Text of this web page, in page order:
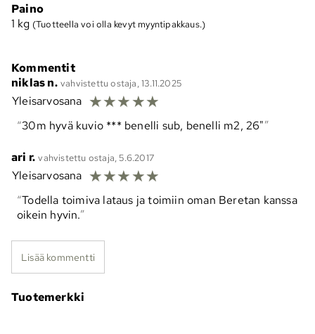
Paino
1 kg (Tuotteella voi olla kevyt myyntipakkaus.)
Kommentit
niklas n. vahvistettu ostaja, 13.11.2025
Yleisarvosana ☆☆☆☆☆
30m hyvä kuvio *** benelli sub, benelli m2, 26"
ari r. vahvistettu ostaja, 5.6.2017
Yleisarvosana ☆☆☆☆☆
Todella toimiva lataus ja toimiin oman Beretan kanssa
oikein hyvin.
Lisää kommentti
Tuotemerkki